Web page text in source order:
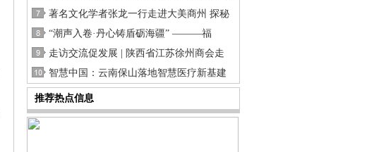
著名文化学者张龙一行走进大美商州 探秘
“潮声入卷·丹心铸盾砺海疆” ———福
走访交流促发展 | 陕西省江苏徐州商会走
智慧中国：云南保山落地智慧医疗新基建
推荐热点信息